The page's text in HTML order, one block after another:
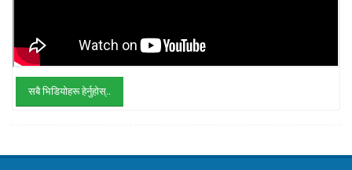
सबै भिडियोहरू हेर्नुहोस्..